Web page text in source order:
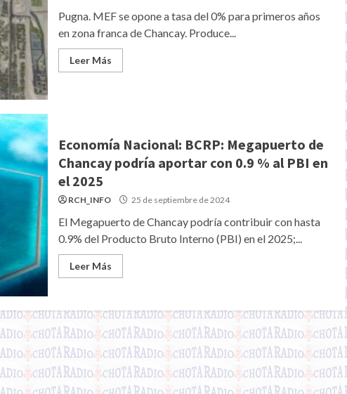
Pugna. MEF se opone a tasa del 0% para primeros años
en zona franca de Chancay. Produce...
Leer Más
Economía Nacional: BCRP: Megapuerto de
Chancay podría aportar con 0.9 % al PBI en
el 2025
RCH_INFO 25 de septiembre de 2024
El Megapuerto de Chancay podría contribuir con hasta
0.9% del Producto Bruto Interno (PBI) en el 2025;...
Leer Más